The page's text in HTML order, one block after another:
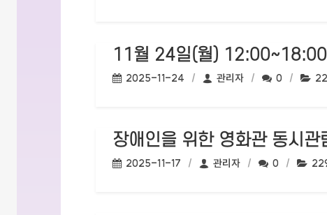
11월 24일(월) 12:00~18:00
작성일:
2025-11-24 작성자:
관리자 댓글수:
0 조
장애인을 위한 영화관 동시
작성일:
2025-11-17 작성자:
관리자 댓글수:
0 조